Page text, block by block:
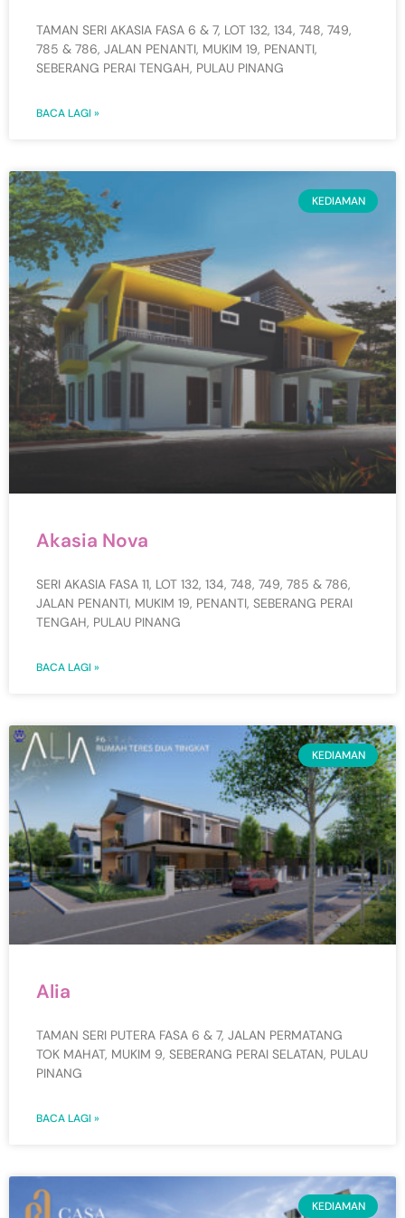
TAMAN SERI AKASIA FASA 6 & 7, LOT 132, 134, 748, 749,
785 & 786, JALAN PENANTI, MUKIM 19, PENANTI,
SEBERANG PERAI TENGAH, PULAU PINANG
BACA LAGI »
KEDIAMAN
Akasia Nova
SERI AKASIA FASA 11, LOT 132, 134, 748, 749, 785 & 786,
JALAN PENANTI, MUKIM 19, PENANTI, SEBERANG PERAI
TENGAH, PULAU PINANG
BACA LAGI »
KEDIAMAN
Alia
TAMAN SERI PUTERA FASA 6 & 7, JALAN PERMATANG
TOK MAHAT, MUKIM 9, SEBERANG PERAI SELATAN, PULAU
PINANG
BACA LAGI »
KEDIAMAN